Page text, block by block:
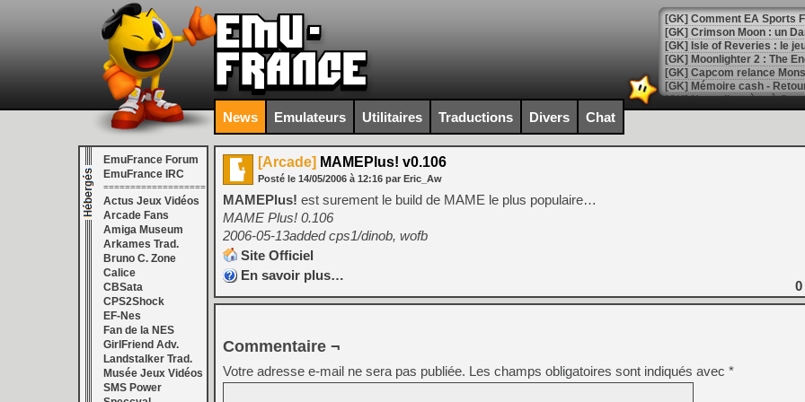
[GK] Comment EA Sports
[GK] Crimson Moon : un
[GK] Isle of Reveries : le
[GK] Moonlighter 2 : The
[GK] Capcom relance
[Mo5] Deux inédits du
[GK] Le beat'em up The
[GK] Endless Legend 2 :
[LS] [PS5] Le WebKit
[GK] Oubliez Crazy Taxi,
[LS] [Switch] NSZ 5.0.0
[GK] No More Room in
[GK] Un chatbot Atelier
[GK] Mémoire cash -
News Emulateurs Utilitaires Traductions Divers Chat
EmuFrance Forum
EmuFrance IRC
===================
Actus Jeux Vidéos
Arcade Fans
Amiga Museum
Arkames Trad.
Bruno C. Zone
Calice
CBSata
CPS2Shock
EF-Nes
Fan de la NES
GirlFriend Adv.
Landstalker Trad.
Musée Jeux Vidéos
SMS Power
[Arcade] MAMEPlus! v0.106
Posté le 14/05/2006 à 12:16 par Eric_Aw
MAMEPlus! est surement le build de MAME le plus populaire…
MAME Plus! 0.106
2006-05-13added cps1/dinob, wofb
Site Officiel
En savoir plus…
0
Commentaire ¬
Votre adresse e-mail ne sera pas publiée. Les champs obligatoires sont indiqués avec *